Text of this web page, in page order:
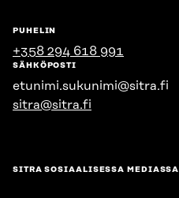
PUHELIN
+358 294 618 991
SÄHKÖPOSTI
etunimi.sukunimi@sitra.fi
sitra@sitra.fi
SITRA SOSIAALISESSA MEDIASSA